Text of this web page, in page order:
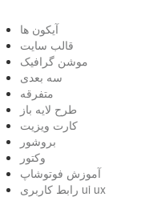
آیکون ها
قالب سایت
موشن گرافیک
سه بعدی
متفرقه
طرح لایه باز
کارت ویزیت
بروشور
وکتور
آموزش فوتوشاپ
رابط کاربری ui ux